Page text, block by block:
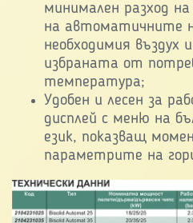
минимален разход на
на автоматичните
необходимия въздух
избраната от
температура;
Удобен и лесен за
дисплей с меню на
език, показващ
параметрите на